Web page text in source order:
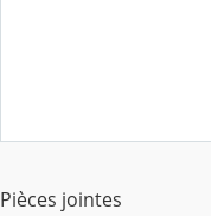
Pièces jointes